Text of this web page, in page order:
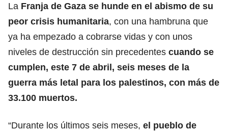
La Franja de Gaza se hunde en el abismo de su
peor crisis humanitaria, con una hambruna que
ya ha empezado a cobrarse vidas y con unos
niveles de destrucción sin precedentes cuando se
cumplen, este 7 de abril, seis meses de la
guerra más letal para los palestinos, con más de
33.100 muertos.
“Durante los últimos seis meses, el pueblo de